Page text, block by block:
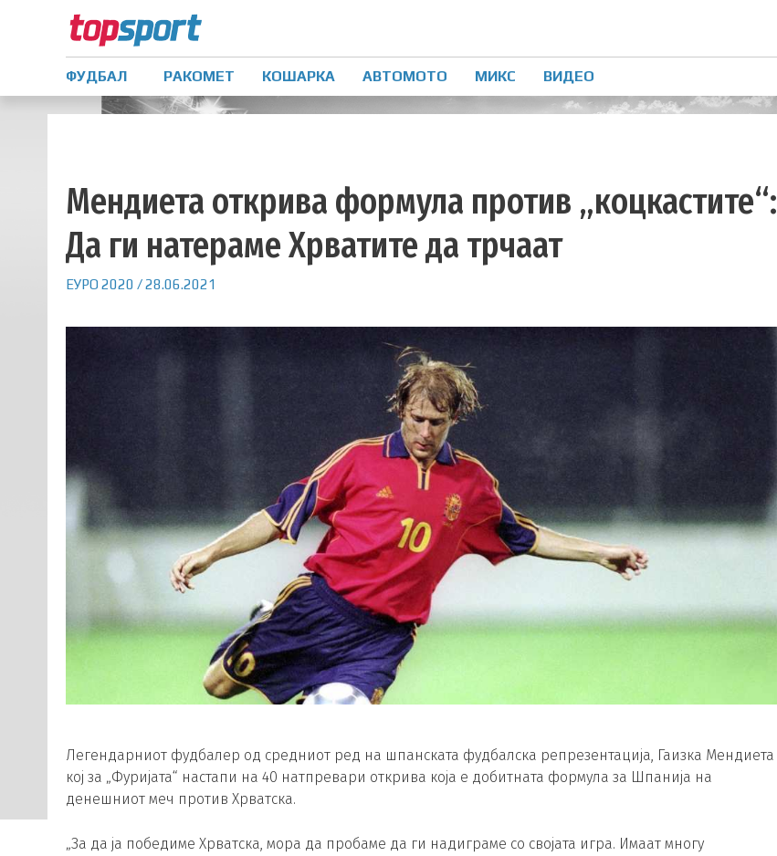
ФУДБАЛ РАКОМЕТ КОШАРКА АВТОМОТО МИКС ВИДЕО
Мендиета открива формула против „коцкастите“:
Да ги натераме Хрватите да трчаат
ЕУРО 2020 /28.06.2021
Легендарниот фудбалер од средниот ред на шпанската фудбалска репрезентација, Гаизка Мендиета
кој за „Фуријата“ настапи на 40 натпревари открива која е добитната формула за Шпанија на
денешниот меч против Хрватска.
„За да ја победиме Хрватска, мора да пробаме да ги надиграме со својата игра. Имаат многу